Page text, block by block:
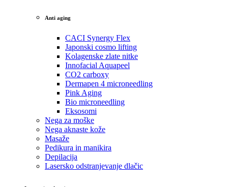
Anti aging
CACI Synergy Flex
Japonski cosmo lifting
Kolagenske zlate nitke
Innofacial Aquapeel
CO2 carboxy
Dermapen 4 microneedling
Pink Aging
Bio microneedling
Eksosomi
Nega za moške
Nega aknaste kože
Masaže
Pedikura in manikira
Depilacija
Lasersko odstranjevanje dlačic